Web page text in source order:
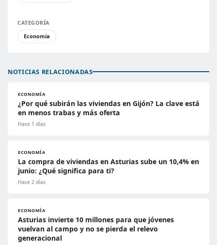
CATEGORÍA
Economía
NOTICIAS RELACIONADAS
ECONOMÍA
¿Por qué subirán las viviendas en Gijón? La clave está
en menos trabas y más oferta
Hace 1 días
ECONOMÍA
La compra de viviendas en Asturias sube un 10,4% en
junio: ¿Qué significa para ti?
Hace 2 días
ECONOMÍA
Asturias invierte 10 millones para que jóvenes
vuelvan al campo y no se pierda el relevo
generacional